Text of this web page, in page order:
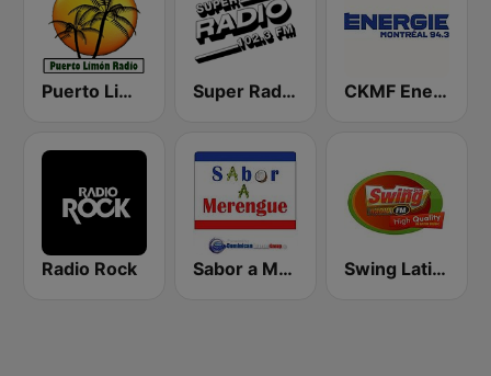
Puerto Limón Radio Super Radio FM CKMF Energie Montréal 94.3 FM
Radio Rock Sabor a Merengue Swing Latino Radio